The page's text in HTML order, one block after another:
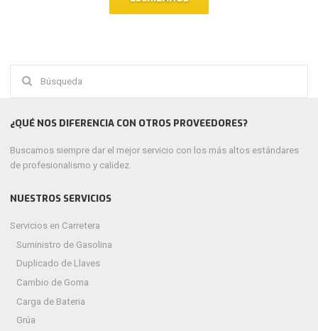
¿QUÉ NOS DIFERENCIA CON OTROS PROVEEDORES?
Buscamos siempre dar el mejor servicio con los más altos estándares
de profesionalismo y calidez.
NUESTROS SERVICIOS
Servicios en Carretera
Suministro de Gasolina
Duplicado de Llaves
Cambio de Goma
Carga de Bateria
Grúa